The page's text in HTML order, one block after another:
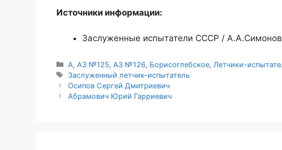
Источники информации:
Заслуженные испытатели СССР /
Рубрики
А, АЗ №125, АЗ №126, Борисоглебское,Летчики-
Метки
Заслуженный летчик-испытатель
Осипов Сергей Дмитриевич
Абрамович Юрий Гарриевич